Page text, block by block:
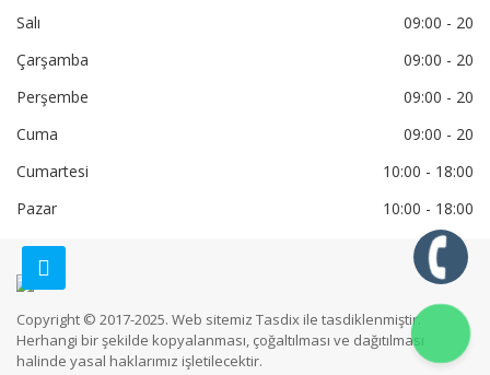
Salı
09:00 - 20
Çarşamba
09:00 - 20
Perşembe
09:00 - 20
Cuma
09:00 - 20
Cumartesi
10:00 - 18:00
Pazar
10:00 - 18:00
Copyright © 2017-2025. Web sitemiz Tasdix ile tasdiklenmiştir.
Herhangi bir şekilde kopyalanması, çoğaltılması ve dağıtılması
halinde yasal haklarımız işletilecektir.